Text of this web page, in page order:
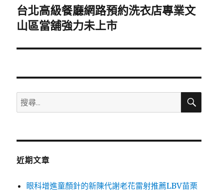
下
一
文
台北高級餐廳網路預約洗衣店專業文
山區當舖強力未上市
搜
尋
鍵
搜
近期文章
眼科增進童顏針的新陳代謝老花雷射推薦LBV苗栗